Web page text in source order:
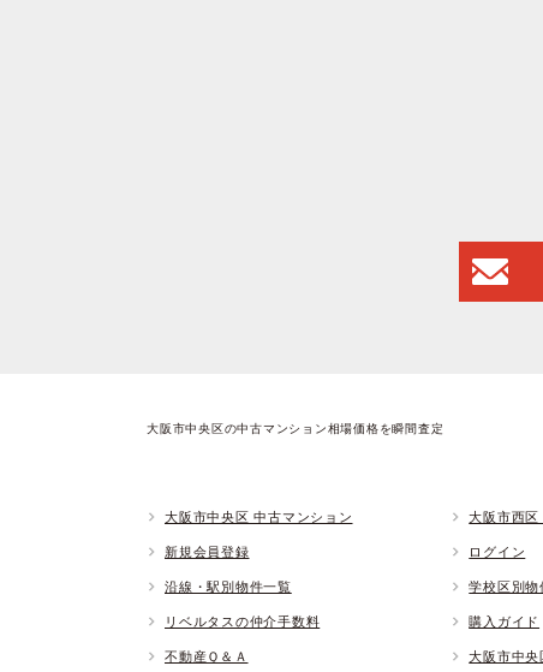
大阪市中央区の中古マンション相場価格を瞬間査定
大阪市中央区 中古マンション 大阪市西区
新規会員登録 ログイン
沿線・駅別物件一覧 学校区別物
リベルタスの仲介手数料 購入ガイド
不動産Ｑ＆Ａ 大阪市中央